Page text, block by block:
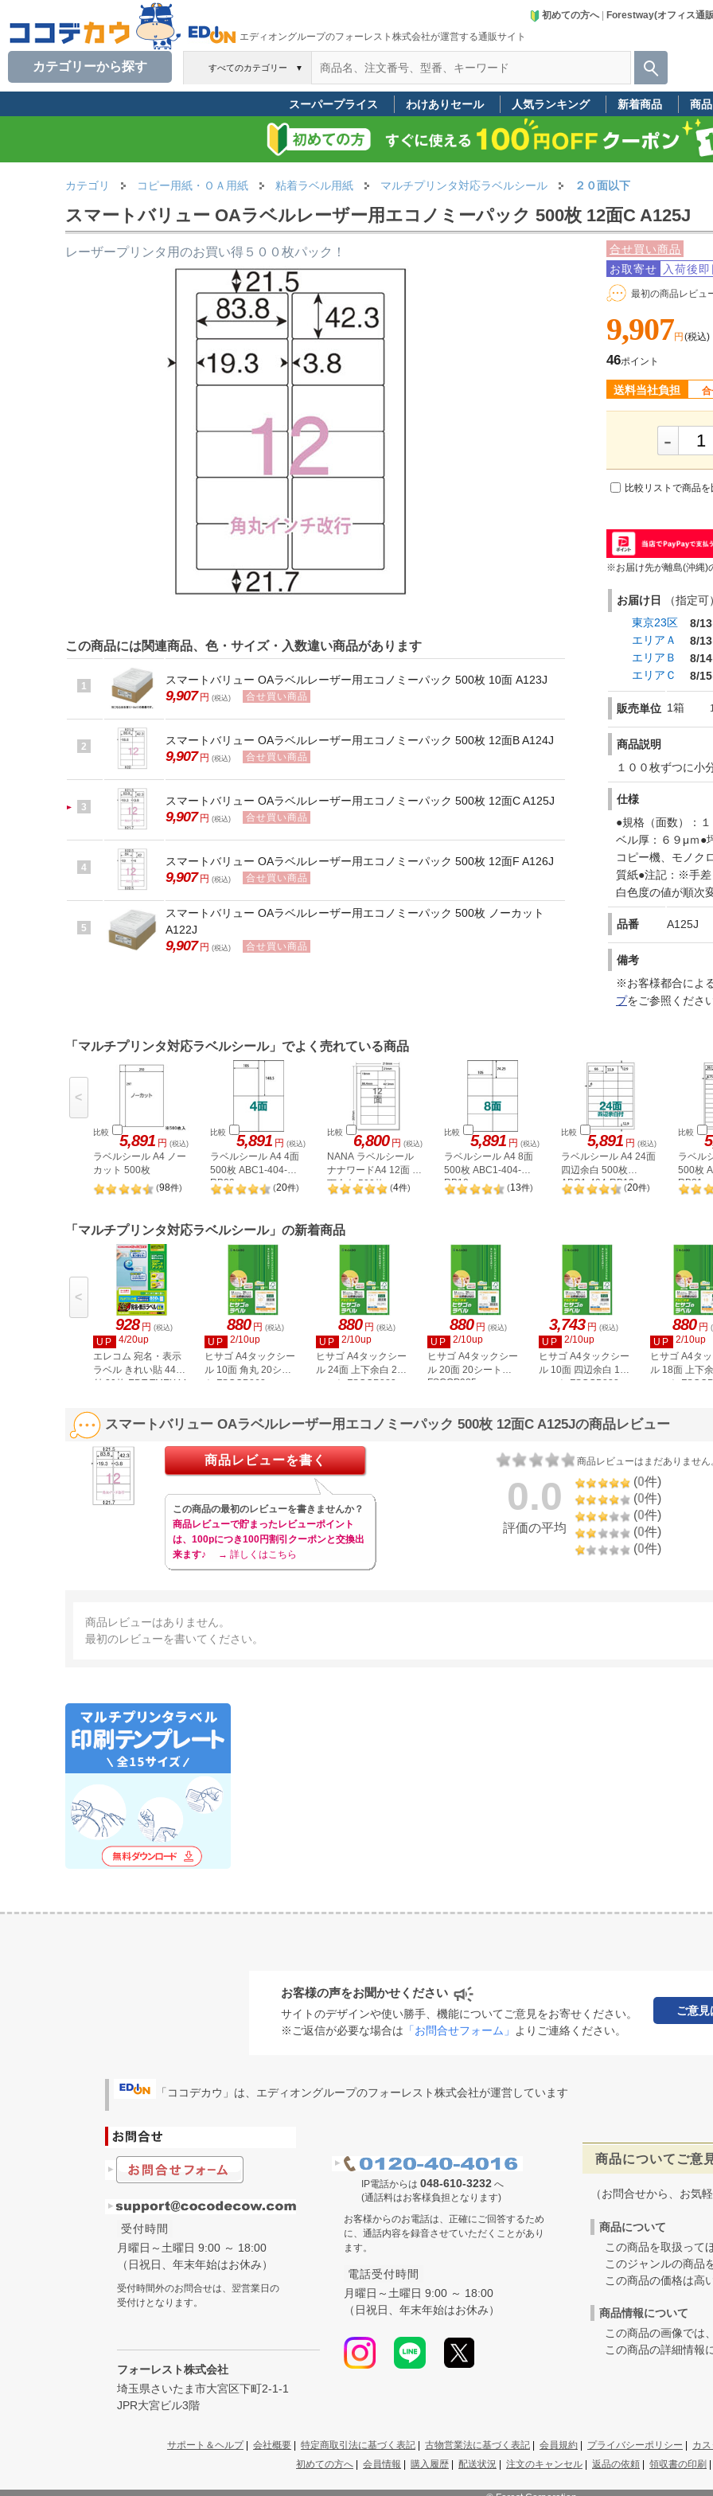
エディオングループのフォーレスト株式会社が運営する通販サイト
初めての方へ| Forestway(オフィス通
すべてのカテゴリー ▼
カテゴリーから探す
スーパープライス わけありセール 人気ランキング 新着商品 商
カテゴリ コピー用紙・ＯＡ用紙 粘着ラベル用紙 マルチプリンタ対応ラベルシール ２０面以下
スマートバリュー OAラベルレーザー用エコノミーパック 500枚 12面C A125J
合せ買い商品
お取寄せ
入荷後
最初の商品レビュ
9,907円 (税込)
46ポイント
送料当社負担
-
比較リストで商品
※お届け先が離島(沖縄)
お届け日
（指定
東京23区
8/13
エリアＡ
8/13
エリアＢ
8/14
エリアＣ
8/15
販売単位 1箱
商品説明
１００枚ずつに小
仕様
●規格（面数）：
ベル厚：６９μｍ●
コピー機、モノク
質紙●注記：※手差
白色度の値が順次
品番 A125J
備考
※お客様都合によ
プをご参照くださ
レーザープリンタ用のお買い得５００枚パック！
この商品には関連商品、色・サイズ・入数違い商品があります
1 スマートバリュー OAラベルレーザー用エコノミーパック 500枚 10面 A123J
9,907 円 (税込) 合せ買い商品
2 スマートバリュー OAラベルレーザー用エコノミーパック 500枚 12面B A124J
9,907 円 (税込) 合せ買い商品
3 スマートバリュー OAラベルレーザー用エコノミーパック 500枚 12面C A125J
9,907 円 (税込) 合せ買い商品
4 スマートバリュー OAラベルレーザー用エコノミーパック 500枚 12面F A126J
9,907 円 (税込) 合せ買い商品
5
スマートバリュー OAラベルレーザー用エコノミーパック 500枚 ノーカット
A122J
9,907 円 (税込) 合せ買い商品
「マルチプリンタ対応ラベルシール」でよく売れている商品
比較 5,891 円 (税込)
ラベルシール A4 ノー
カット 500枚
(98件)
比較 5,891 円 (税込)
ラベルシール A4 4面
500枚 ABC1-404-
RB09
(20件)
比較 6,800 円 (税込)
NANA ラベルシール
ナナワードA4 12面 上
下余白 500枚
LDW12P
(4件)
比較 5,891 円 (税込)
ラベルシール A4 8面
500枚 ABC1-404-
RB10
(13件)
比較 5,891 円 (税込)
ラベルシール A4 24面
四辺余白 500枚
ABC1-404-RB19
(20件)
比較
ラベル
500枚
RB21
<
「マルチプリンタ対応ラベルシール」の新着商品
928 円 (税込)
UP
4/20up
エレコム 宛名・表示
ラベル きれい貼 44面
付 20枚 EDT-TMEX44
880 円 (税込)
UP
2/10up
ヒサゴ A4タックシー
ル 10面 角丸 20シー
ト FSCOP868
880 円 (税込)
UP
2/10up
ヒサゴ A4タックシー
ル 24面 上下余白 20
シート FSCOP883
880 円 (税込)
UP
2/10up
ヒサゴ A4タックシー
ル 20面 20シート
FSCOP985
3,743 円 (税込)
UP
2/10up
ヒサゴ A4タックシー
ル 10面 四辺余白 100
シート FSCGB888
880 円
UP
2/10up
ヒサゴ A4タ
ル 18面 上下
シート
<
スマートバリュー OAラベルレーザー用エコノミーパック 500枚 12面C A125Jの商品レビュー
商品レビューはまだありません
0.0
評価の平均
(0件)
(0件)
(0件)
(0件)
(0件)
商品レビューを書く
この商品の最初のレビューを書きませんか？
商品レビューで貯まったレビューポイント
は、100pにつき100円割引クーポンと交換出
来ます♪
→ 詳しくはこちら
商品レビューはありません。
最初のレビューを書いてください。
お客様の声をお聞かせください
サイトのデザインや使い勝手、機能についてご意見をお寄せください。
※ご返信が必要な場合は 「お問合せフォーム」 よりご連絡ください。
ご意見
「ココデカウ」は、エディオングループのフォーレスト株式会社が運営しています
受付時間
月曜日～土曜日 9:00 ～ 18:00
（日祝日、年末年始はお休み）
受付時間外のお問合せは、翌営業日の
受付けとなります。
フォーレスト株式会社
埼玉県さいたま市大宮区下町2-1-1
JPR大宮ビル3階
IP電話からは 048-610-3232 へ
(通話料はお客様負担となります)
お客様からのお電話は、正確にご回答するため
に、通話内容を録音させていただくことがあり
ます。
電話受付時間
月曜日～土曜日 9:00 ～ 18:00
（日祝日、年末年始はお休み）
商品についてご意
（お問合せから、お気
商品について
この商品を取扱って
このジャンルの商品
この商品の価格は高
商品情報について
この商品の画像では
この商品の詳細情報
サポート＆ヘルプ| 会社概要 | 特定商取引法に基づく表記 | 古物営業法に基づく表記 | 会員規約 | プライバシーポリシー | カ
初めての方へ | 会員情報 | 購入履歴 | 配送状況 | 注文のキャンセル | 返品の依頼 | 領収書の印刷